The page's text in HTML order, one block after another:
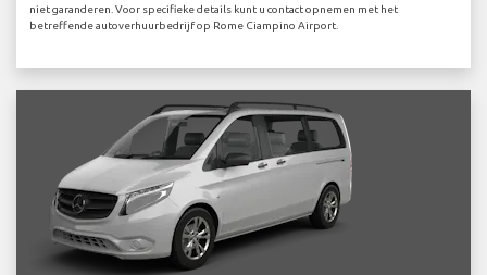
niet garanderen. Voor specifieke details kunt u contact opnemen met het
betreffende autoverhuurbedrijf op Rome Ciampino Airport.